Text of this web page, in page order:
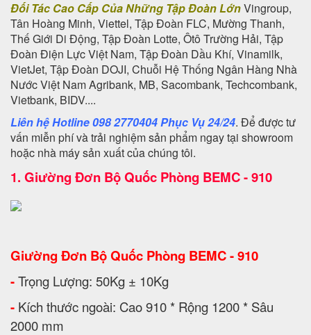
Đối Tác Cao Cấp Của Những Tập Đoàn LớnVingroup,
Tân Hoàng Minh, Viettel, Tập Đoàn FLC, Mường Thanh,
Thế Giới Di Động, Tập Đoàn Lotte, Ôtô Trường Hải, Tập
Đoàn Điện Lực Việt Nam, Tập Đoàn Dầu Khí, Vinamilk,
VietJet, Tập Đoàn DOJI, Chuỗi Hệ Thống Ngân Hàng Nhà
Nước Việt Nam Agribank, MB, Sacombank, Techcombank,
Vietbank, BIDV....
Liên hệ Hotline 098 2770404 Phục Vụ 24/24. Để được tư
vấn miễn phí và trải nghiệm sản phẩm ngay tại showroom
hoặc nhà máy sản xuất của chúng tôi.
1. Giường Đơn Bộ Quốc Phòng BEMC - 910
Giường Đơn Bộ Quốc Phòng BEMC - 910
-Trọng Lượng: 50Kg ± 10Kg
- Kích thước ngoài: Cao 910 * Rộng 1200 * Sâu
2000 mm